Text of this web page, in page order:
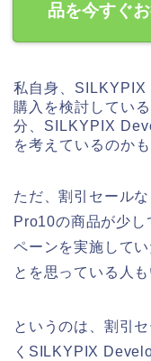
品を今すぐ
私自身、
購入を検討してい
分、SILKYPIX
を考えているのか
ただ、割引セール
Pro10の商品が少
ペーンを実施して
とを思っている人
というのは、割引
くSILKYPIX